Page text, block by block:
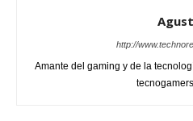
http://
Amante del gaming y de la